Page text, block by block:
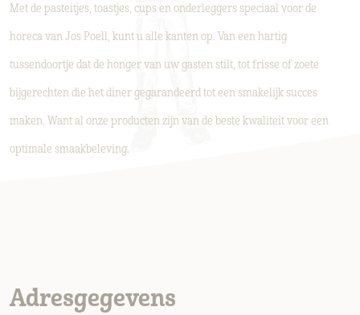
Met de pasteitjes, toastjes, cups en onderleggers speciaal voor de
horeca van Jos Poell, kunt u alle kanten op. Van een hartig
tussendoortje dat de honger van uw gasten stilt, tot frisse of zoete
bijgerechten die het diner gegarandeerd tot een smakelijk succes
maken. Want al onze producten zijn van de beste kwaliteit voor een
optimale smaakbeleving.
Adresgegevens